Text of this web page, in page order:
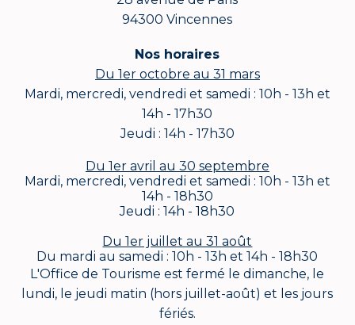
94300 Vincennes
Nos horaires
Du 1er octobre au 31 mars
Mardi, mercredi, vendredi et samedi : 10h - 13h et
14h - 17h30
Jeudi : 14h - 17h30
Du 1er avril au 30 septembre
Mardi, mercredi, vendredi et samedi : 10h - 13h et
14h - 18h30
Jeudi : 14h - 18h30
Du 1er juillet au 31 août
Du mardi au samedi : 10h - 13h et 14h - 18h30
L'Office de Tourisme est fermé le dimanche, le
lundi, le jeudi matin (hors juillet-août) et les jours
fériés.